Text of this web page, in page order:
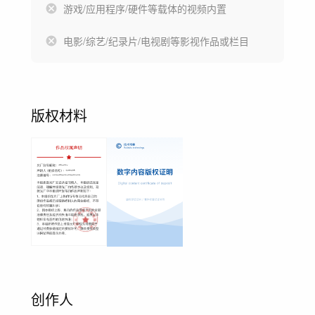
游戏/应用程序/硬件等载体的视频内置
电影/综艺/纪录片/电视剧等影视作品或栏目
版权材料
创作人